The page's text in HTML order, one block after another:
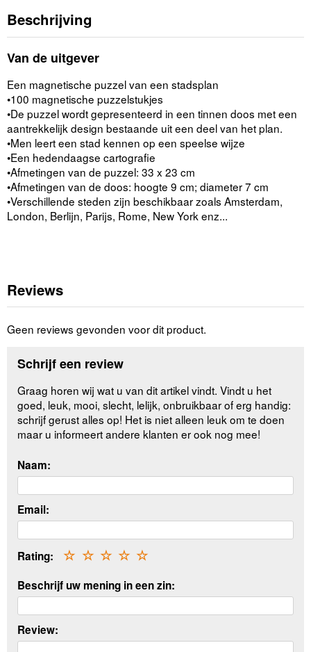
Beschrijving
Van de uitgever
Een magnetische puzzel van een stadsplan
•100 magnetische puzzelstukjes
•De puzzel wordt gepresenteerd in een tinnen doos met een
aantrekkelijk design bestaande uit een deel van het plan.
•Men leert een stad kennen op een speelse wijze
•Een hedendaagse cartografie
•Afmetingen van de puzzel: 33 x 23 cm
•Afmetingen van de doos: hoogte 9 cm; diameter 7 cm
•Verschillende steden zijn beschikbaar zoals Amsterdam,
London, Berlijn, Parijs, Rome, New York enz...
Reviews
Geen reviews gevonden voor dit product.
Schrijf een review
Graag horen wij wat u van dit artikel vindt. Vindt u het
goed, leuk, mooi, slecht, lelijk, onbruikbaar of erg handig:
schrijf gerust alles op! Het is niet alleen leuk om te doen
maar u informeert andere klanten er ook nog mee!
Naam:
Email:
Rating: ☆
☆
☆
☆
☆
Beschrijf uw mening in een zin:
Review: